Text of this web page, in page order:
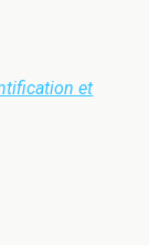
et